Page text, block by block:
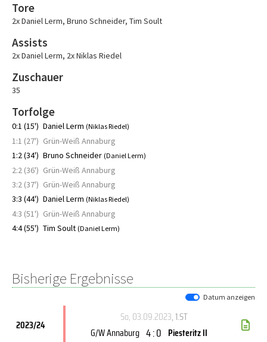
Tore
2x Daniel Lerm, Bruno Schneider, Tim Soult
Assists
2x Daniel Lerm, 2x Niklas Riedel
Zuschauer
35
Torfolge
0:1 (15') Daniel Lerm (Niklas Riedel)
1:1 (27') Grün-Weiß Annaburg
1:2 (34') Bruno Schneider (Daniel Lerm)
2:2 (36') Grün-Weiß Annaburg
3:2 (37') Grün-Weiß Annaburg
3:3 (44') Daniel Lerm (Niklas Riedel)
4:3 (51') Grün-Weiß Annaburg
4:4 (55') Tim Soult (Daniel Lerm)
Bisherige Ergebnisse
Datum anzeigen
2023/24
So, 03.09.2023, 1.ST
G/W Annaburg 4 : 0 Piesteritz II